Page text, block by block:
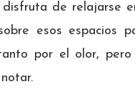
de relajarse
esos espacios
por el olor,